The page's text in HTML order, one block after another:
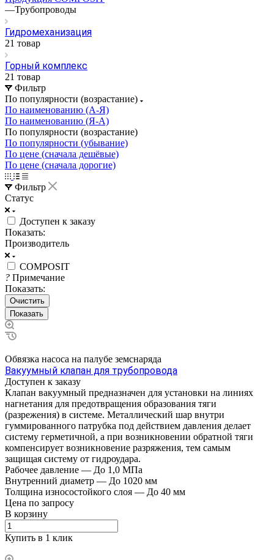
—Трубопроводы
Гидромеханизация
21 товар
Горный комплекс
21 товар
Фильтр
По популярности (возрастание)
По наименованию (А-Я)
По наименованию (Я-А)
По популярности (возрастание)
По популярности (убывание)
По цене (сначала дешёвые)
По цене (сначала дорогие)
Фильтр
Статус
Доступен к заказу
Показать:
Производитель
COMPOSIT
? Примечание
Показать:
Очистить
Обвязка насоса на палубе земснаряда
Вакуумный клапан для трубопровода
Доступен к заказу
Клапан вакуумный предназначен для установки на линиях
нагнетания для предотвращения образования тяги
(разрежения) в системе. Металлический шар внутри
гуммированного патрубка под действием давления делает
систему герметичной, а при возникновении обратной тяги
компенсирует возникновение разряжения, тем самым
защищая систему от гидроудара.
Рабочее давление — До 1,0 MПa
Внутренний диаметр — До 1020 мм
Толщина износостойкого слоя — До 40 мм
Цена по запросу
В корзину
Купить в 1 клик